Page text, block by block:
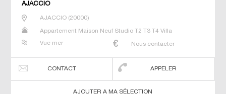
AJACCIO
AJACCIO(20000)
Appartement Maison Neuf Studio T2 T3 T4 Villa
Vue mer Nous contacter
CONTACT APPELER
AJOUTER A MA SÉLECTION